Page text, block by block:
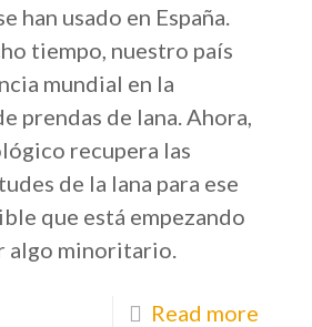
han usado en España.
tiempo, nuestro país
mundial en la
prendas de lana. Ahora,
recupera las
de la lana para ese
que está empezando
algo minoritario.
Read more